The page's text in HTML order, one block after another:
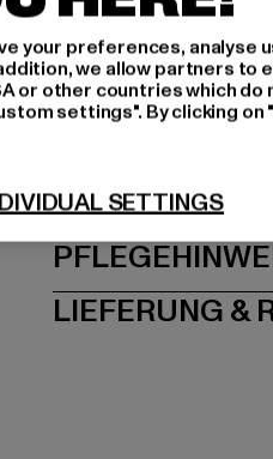
Hersteller: Urban
Schanzenstraße 41 |
GRÖSSE
LIEFERUNG &
your preferences, analyse
we allow partners to
or other countries which do
settings". By clicking
SETTINGS